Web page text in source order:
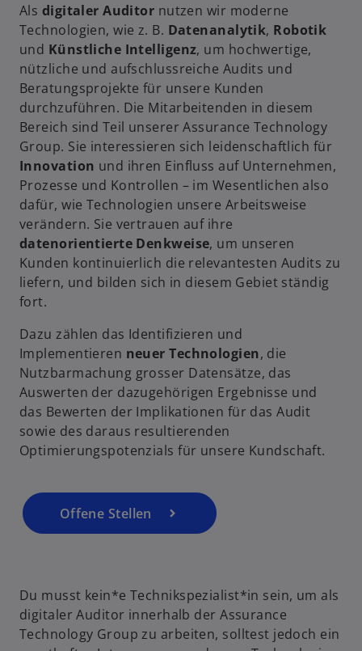
Als digitaler Auditor nutzen wir moderne
Technologien, wie z. B. Datenanalytik, Robotik
und Künstliche Intelligenz, um hochwertige,
nützliche und aufschlussreiche Audits und
Beratungsprojekte für unsere Kunden
durchzuführen. Die Mitarbeitenden in diesem
Bereich sind Teil unserer Assurance Technology
Group. Sie interessieren sich leidenschaftlich für
Innovation und ihren Einfluss auf Unternehmen,
Prozesse und Kontrollen – im Wesentlichen also
dafür, wie Technologien unsere Arbeitsweise
verändern. Sie vertrauen auf ihre
datenorientierte Denkweise, um unseren
Kunden kontinuierlich die relevantesten Audits zu
liefern, und bilden sich in diesem Gebiet ständig
fort.
Dazu zählen das Identifizieren und
Implementieren neuer Technologien, die
Nutzbarmachung grosser Datensätze, das
Auswerten der dazugehörigen Ergebnisse und
das Bewerten der Implikationen für das Audit
sowie des daraus resultierenden
Optimierungspotenzials für unsere Kundschaft.
Offene Stellen
w
ir
d
i
n
e
e
r
n
e
u
e
n
e
is
r
k
a
Du musst kein*e Technikspezialist*in sein, um als
digitaler Auditor innerhalb der Assurance
Technology Group zu arbeiten, solltest jedoch ein